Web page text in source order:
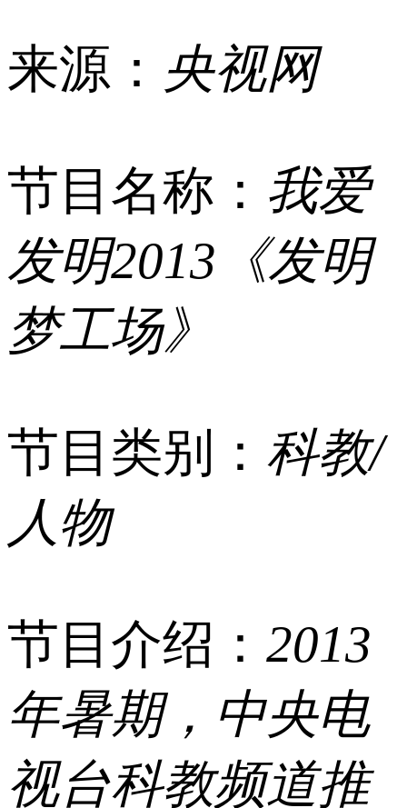
来源： 央视网
节目名称： 我爱
发明2013《发明
梦工场》
节目类别： 科教/
人物
节目介绍： 2013
年暑期，中央电
视台科教频道推